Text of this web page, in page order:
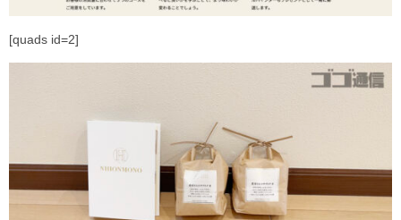
[quads id=2]